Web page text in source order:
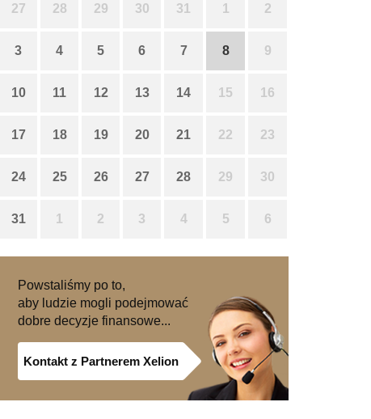
27 28 29 30 31 1 2
3 4 5 6 7 8 9
10 11 12 13 14 15 16
17 18 19 20 21 22 23
24 25 26 27 28 29 30
31 1 2 3 4 5 6
Powstaliśmy po to,
aby ludzie mogli podejmować
dobre decyzje finansowe...
Kontakt z Partnerem Xelion